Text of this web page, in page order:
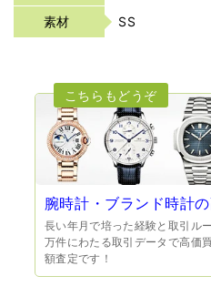
素材 SS
腕時計・ブランド時計
長い年月で培った経験と取引ル
万件にわたる取引データで高価
額査定です！